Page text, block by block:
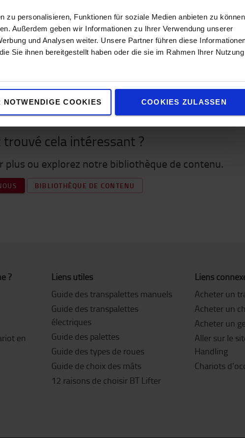
zu personalisieren, Funktionen für soziale Medien anbieten zu können
Außerdem geben wir Informationen zu Ihrer Verwendung unserer
und Analysen weiter. Unsere Partner führen diese
Sie ihnen bereitgestellt haben oder die sie im Rahmen Ihrer Nutzung
NOTWENDIGE COOKIES COOKIES ZULASSEN
trouvé cela intéressant ?
plus ou explorez notre bibliothèque de contenu.
BIBLIOTHÈQUE DE CONTENU
?
en
Liens utiles
Guide des transpalettes manuels
Guide des transpalettes
électriques
Guide des palettes
Guide des types de roues
Guide de choix des mâts
12 raisons de choisir BT Lifter
Liens
Acheter un
Acheter un
Acheter un
Aller sur le
Handling
Chariots